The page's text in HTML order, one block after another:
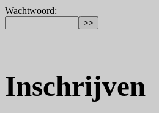
Wachtwoord:
Inschrijven